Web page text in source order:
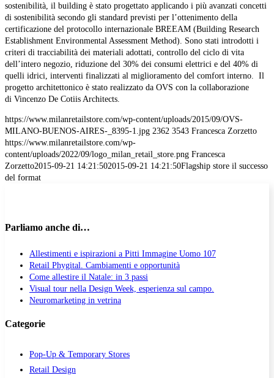
sostenibilità, il building è stato progettato applicando i più avanzati concetti
di sostenibilità secondo gli standard previsti per l’ottenimento della
certificazione del protocollo internazionale BREEAM (Building Research
Establishment Environmental Assessment Method). Sono stati introdotti i
criteri di tracciabilità dei materiali adottati, controllo del ciclo di vita
dell’intero negozio, riduzione del 30% dei consumi elettrici e del 40% di
quelli idrici, interventi finalizzati al miglioramento del comfort interno. Il
progetto architettonico è stato realizzato da OVS con la collaborazione
di Vincenzo De Cotiis Architects.
https://www.milanretailstore.com/wp-content/uploads/2015/09/OVS-
MILANO-BUENOS-AIRES-_8395-1.jpg 2362 3543 Francesca Zorzetto
https://www.milanretailstore.com/wp-
content/uploads/2022/09/logo_milan_retail_store.png Francesca
Zorzetto2015-09-21 14:21:502015-09-21 14:21:50Flagship store il successo
del format
Parliamo anche di…
Allestimenti e ispirazioni a Pitti Immagine Uomo 107
Retail Phygital. Cambiamenti e opportunità
Come allestire il Natale: in 3 passi
Visual tour nella Design Week, esperienza sul campo.
Neuromarketing in vetrina
Categorie
Pop-Up & Temporary Stores
Retail Design